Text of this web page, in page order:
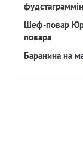
Шеф-повар
повара
Баранина на